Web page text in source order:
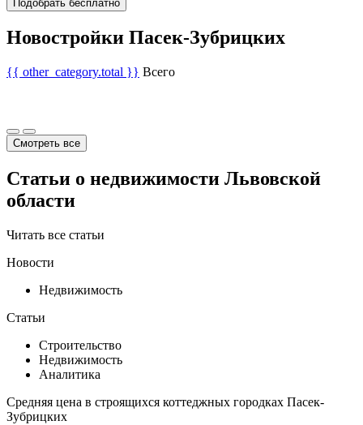
Подобрать бесплатно
Новостройки Пасек-Зубрицких
{{ other_category.total }} Всего
Смотреть все
Статьи о недвижимости Львовской
области
Читать все статьи
Новости
Недвижимость
Статьи
Строительство
Недвижимость
Аналитика
Средняя цена в строящихся коттеджных городках Пасек-
Зубрицких